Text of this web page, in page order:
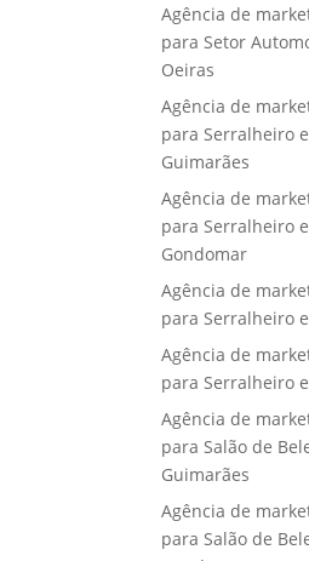
Agência de
para Setor
Oeiras
Agência de
para Serralheiro
Guimarães
Agência de
para Serralheiro
Gondomar
Agência de
para Serralheiro
Agência de
para Serralheiro
Agência de
para Salão de
Guimarães
Agência de
para Salão de